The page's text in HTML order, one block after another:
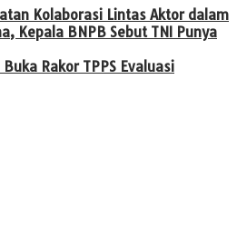
Kolaborasi Lintas Aktor dalam
Kepala BNPB Sebut TNI Punya
Buka Rakor TPPS Evaluasi